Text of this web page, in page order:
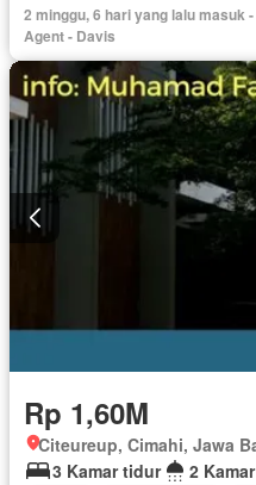
2 minggu, 6 hari yang lalu masuk
Agent - Davis
Rp 1,60M
Citeureup, Cimahi, Jawa
3 Kamar tidur
2